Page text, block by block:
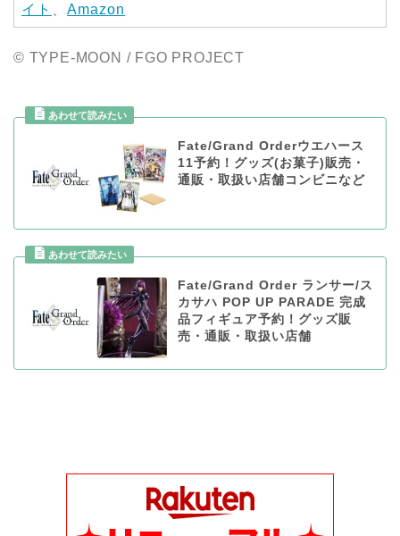
イト
Amazon
© TYPE-MOON / FGO PROJECT
Fate/Grand Orderウエハース
11予約！グッズ(お菓子)販売・
通販・取扱い店舗コンビニなど
Fate/Grand Order ランサー/ス
カサハ POP UP PARADE 完成
品フィギュア予約！グッズ販
売・通販・取扱い店舗